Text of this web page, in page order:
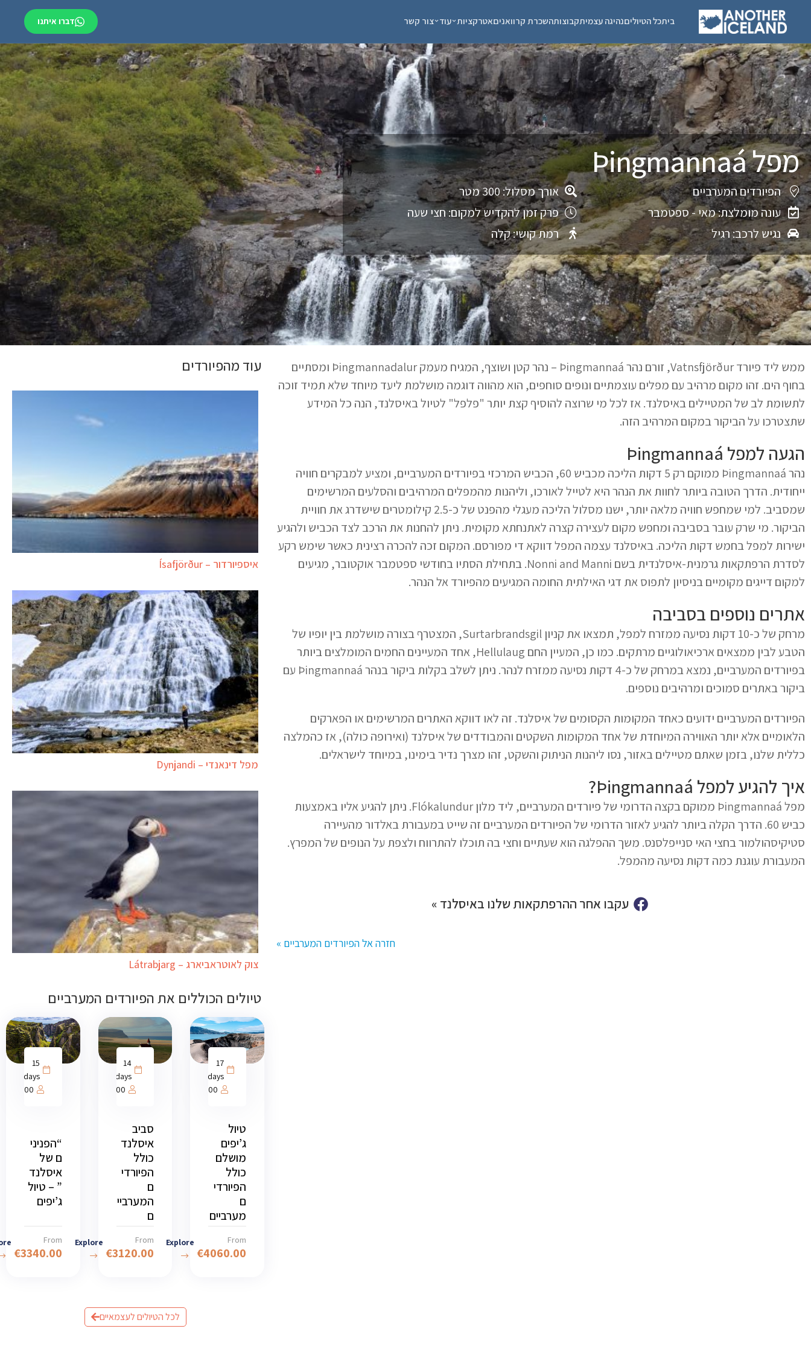
ביתכל הטיוליםנהיגה עצמיתקבוצותהשכרת קרוואניםאטרקציות עוד צור קשר דברו איתנו
מפל Þingmannaá
הפיורדים המערביים
עונה מומלצת: מאי - ספטמבר
נגיש לרכב: רגיל
אורך מסלול: 300 מטר
פרק זמן להקדיש למקום: חצי שעה
רמת קושי: קלה
ממש ליד פיורד Vatnsfjörður, זורם נהר Þingmannaá – נהר קטן ושוצף, המגיח מעמק Þingmannadalur ומסתיים
בחוף הים. זהו מקום מרהיב עם מפלים עוצמתיים ונופים סוחפים, הוא מהווה דוגמה מושלמת ליעד מיוחד שלא תמיד זוכה
לתשומת לב של המטיילים באיסלנד. אז לכל מי שרוצה להוסיף קצת יותר "פלפל" לטיול באיסלנד, הנה כל המידע
שתצטרכו על הביקור במקום המרהיב הזה.
הגעה למפל Þingmannaá
נהר Þingmannaá ממוקם רק 5 דקות הליכה מכביש 60, הכביש המרכזי בפיורדים המערביים, ומציע למבקרים חוויה
ייחודית. הדרך הטובה ביותר לחוות את הנהר היא לטייל לאורכו, וליהנות מהמפלים המרהיבים והסלעים המרשימים
שמסביב. למי שמחפש חוויה מלאה יותר, ישנו מסלול הליכה מעגלי מהפנט של כ-2.5 קילומטרים שישדרג את חוויית
הביקור. מי שרק עובר בסביבה ומחפש מקום לעצירה קצרה לאתנחתא מקומית. ניתן להחנות את הרכב לצד הכביש ולהגיע
ישירות למפל בחמש דקות הליכה. באיסלנד עצמה המפל דווקא די מפורסם. המקום זכה להכרה רצינית כאשר שימש רקע
לסדרת הרפתקאות גרמנית-איסלנדית בשם Nonni and Manni. בתחילת הסתיו בחודשי ספטמבר אוקטובר, מגיעים
למקום דייגים מקומיים בניסיון לתפוס את דגי האילתית החומה המגיעים מהפיורד אל הנהר.
אתרים נוספים בסביבה
מרחק של כ-10 דקות נסיעה ממזרח למפל, תמצאו את קניון Surtarbrandsgil, המצטרף בצורה מושלמת בין יופיו של
הטבע לבין ממצאים ארכיאולוגיים מרתקים. כמו כן, המעיין החם Hellulaug, אחד המעיינים החמים המומלצים ביותר
בפיורדים המערביים, נמצא במרחק של כ-4 דקות נסיעה ממזרח לנהר. ניתן לשלב בקלות ביקור בנהר Þingmannaá עם
ביקור באתרים סמוכים ומרהיבים נוספים.
הפיורדים המערביים ידועים כאחד המקומות הקסומים של איסלנד. זה לאו דווקא האתרים המרשימים או הפארקים
הלאומיים אלא יותר האווירה המיוחדת של אחד המקומות השקטים והמבודדים של איסלנד (ואירופה כולה), אז כהמלצה
כללית שלנו, בזמן שאתם מטיילים באזור, נסו ליהנות הניתוק והשקט, זהו מצרך נדיר בימינו, במיוחד לישראלים.
איך להגיע למפל Þingmannaá?
מפל Þingmannaá ממוקם בקצה הדרומי של פיורדים המערביים, ליד מלון Flókalundur. ניתן להגיע אליו באמצעות
כביש 60. הדרך הקלה ביותר להגיע לאזור הדרומי של הפיורדים המערביים זה שייט במעבורת באלדור מהעיירה
סטיקיסהולמור בחצי האי סנייפלסנס. משך ההפלגה הוא שעתיים וחצי בה תוכלו להתרווח ולצפת על הנופים של המפרץ.
המעבורת עוגנת כמה דקות נסיעה מהמפל.
עקבו אחר ההרפתקאות שלנו באיסלנד »
חזרה אל הפיורדים המערביים »
עוד מהפיורדים
איספיורדור – Ísafjörður
מפל דינאנדי – Dynjandi
צוק לאוטראביארג – Látrabjarg
טיולים הכוללים את הפיורדים המערביים
17
days
1000
טיול
ג’יפים
מושלם
כולל
הפיורדי
ם
מערביים
From
€4060.00
Explore
14
days
1000
סביב
איסלנד
כולל
הפיורדי
ם
המערביי
ם
From
€3120.00
Explore
15
days
1000
“הפניני
ם של
איסלנד
” – טיול
ג’יפים
From
€3340.00
לכל הטיולים לעצמאיים